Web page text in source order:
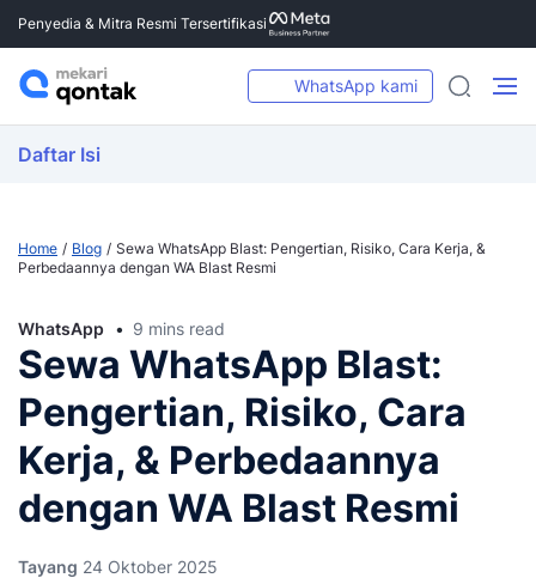
Penyedia & Mitra Resmi Tersertifikasi
WhatsApp kami
Daftar Isi
Home Blog
Sewa WhatsApp Blast: Pengertian, Risiko, Cara Kerja, &
Perbedaannya dengan WA Blast Resmi
WhatsApp 9 mins read
Sewa WhatsApp Blast:
Pengertian, Risiko, Cara
Kerja, & Perbedaannya
dengan WA Blast Resmi
Tayang 24 Oktober 2025